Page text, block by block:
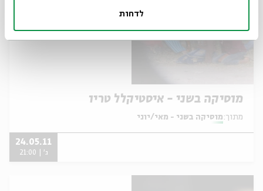
לדחות
מוסיקה בשני - איסטיקלל טריו
מתוך: מוסיקה בשני - מאי/יוני
24.05.11
ג' | 21:00